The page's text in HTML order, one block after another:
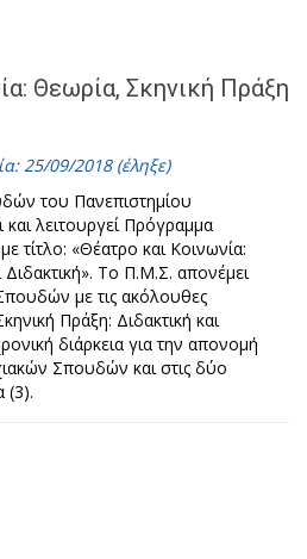
Θεωρία, Σκηνική Πράξη
25/09/2018 (έληξε)
του Πανεπιστημίου
λειτουργεί Πρόγραμμα
τίτλο: «Θέατρο και Κοινωνία:
Το Π.Μ.Σ. απονέμει
με τις ακόλουθες
Πράξη: Διδακτική και
διάρκεια για την απονομή
Σπουδών και στις δύο
(3).